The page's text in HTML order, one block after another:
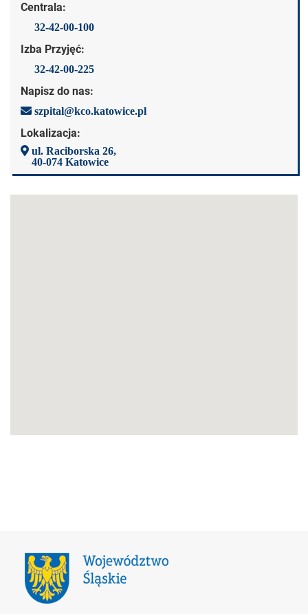
Centrala:
32-42-00-100
Izba Przyjęć:
32-42-00-225
Napisz do nas:
szpital@kco.katowice.pl
Lokalizacja:
ul. Raciborska 26,
40-074 Katowice